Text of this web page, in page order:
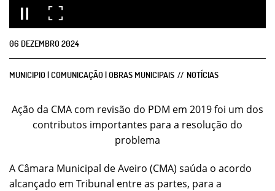
06 DEZEMBRO2024
MUNICIPIO | COMUNICAÇÃO | OBRAS MUNICIPAIS NOTÍCIAS
Ação da CMA com revisão do PDM em 2019 foi um dos
contributos importantes para a resolução do
problema
A Câmara Municipal de Aveiro (CMA) saúda o acordo
alcançado em Tribunal entre as partes, para a